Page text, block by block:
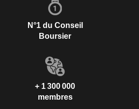
N°1 du Conseil
Boursier
+ 1 300 000
membres